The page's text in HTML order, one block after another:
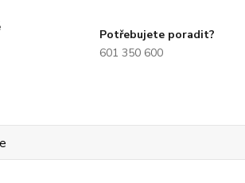
Potřebujete poradit?
601 350 600